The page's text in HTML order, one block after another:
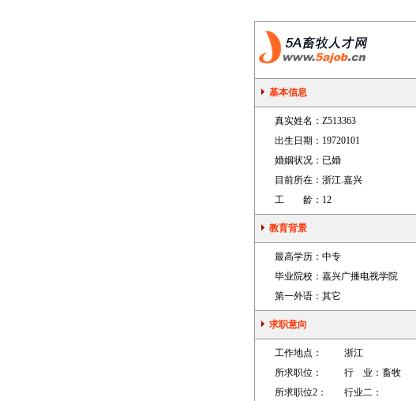
基本信息
真实姓名： Z513363
出生日期： 19720101
婚姻状况： 已婚
目前所在： 浙江.嘉兴
工 龄： 12
教育背景
最高学历： 中专
毕业院校： 嘉兴广播电视学院
第一外语： 其它
求职意向
工作地点： 浙江
所求职位：
行 业： 畜牧
所求职位2：
行业二：